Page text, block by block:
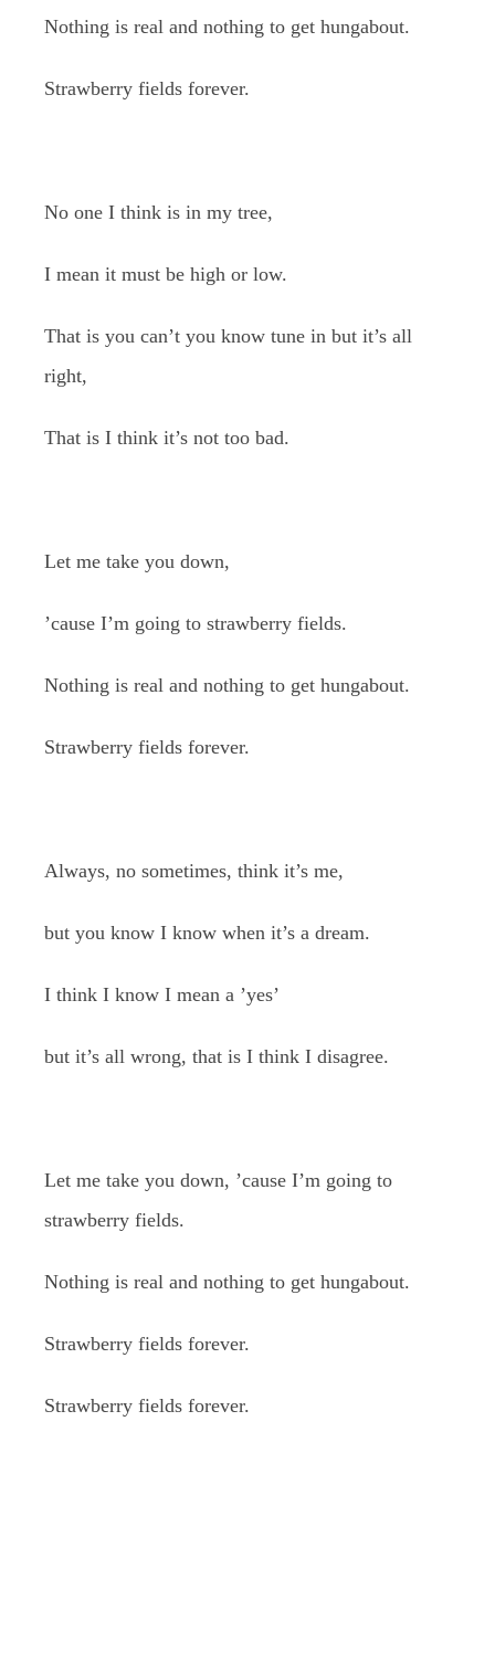
Nothing is real and nothing to get hungabout.
Strawberry fields forever.
No one I think is in my tree,
I mean it must be high or low.
That is you can’t you know tune in but it’s all
right,
That is I think it’s not too bad.
Let me take you down,
’cause I’m going to strawberry fields.
Nothing is real and nothing to get hungabout.
Strawberry fields forever.
Always, no sometimes, think it’s me,
but you know I know when it’s a dream.
I think I know I mean a ’yes’
but it’s all wrong, that is I think I disagree.
Let me take you down, ’cause I’m going to
strawberry fields.
Nothing is real and nothing to get hungabout.
Strawberry fields forever.
Strawberry fields forever.